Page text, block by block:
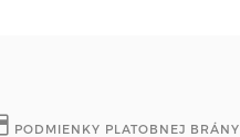
PODMIENKY PLATOBNEJ BRÁNY